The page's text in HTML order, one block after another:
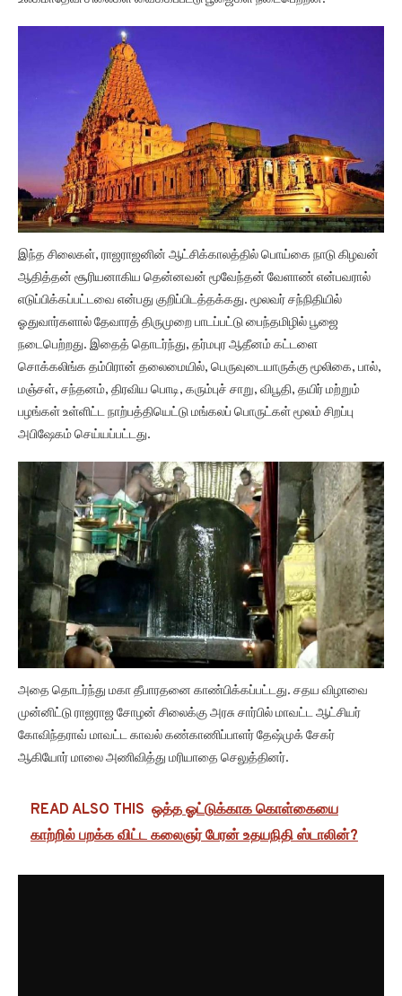
இந்த சிலைகள், ராஜராஜனின் ஆட்சிக்காலத்தில் பொய்கை நாடு கிழவன்
ஆதித்தன் சூரியனாகிய தென்னவன் மூவேந்தன் வேளாண் என்பவரால்
எடுப்பிக்கப்பட்டவை என்பது குறிப்பிடத்தக்கது. மூலவர் சந்நிதியில்
ஓதுவார்களால் தேவாரத் திருமுறை பாடப்பட்டு பைந்தமிழில் பூஜை
நடைபெற்றது. இதைத் தொடர்ந்து, தர்மபுர ஆதீனம் கட்டளை
சொக்கலிங்க தம்பிரான் தலைமையில், பெருவுடையாருக்கு மூலிகை, பால்,
மஞ்சள், சந்தனம், திரவிய பொடி, கரும்புச் சாறு, விபூதி, தயிர் மற்றும்
பழங்கள் உள்ளிட்ட நாற்பத்தியெட்டு மங்கலப் பொருட்கள் மூலம் சிறப்பு
அபிஷேகம் செய்யப்பட்டது.
அதை தொடர்ந்து மகா தீபாரதனை காண்பிக்கப்பட்டது. சதய விழாவை
முன்னிட்டு ராஜராஜ சோழன் சிலைக்கு அரசு சார்பில் மாவட்ட ஆட்சியர்
கோவிந்தராவ் மாவட்ட காவல் கண்காணிப்பாளர் தேஷ்முக் சேகர்
ஆகியோர் மாலை அணிவித்து மரியாதை செலுத்தினர்.
READ ALSO THIS ஒத்த ஓட்டுக்காக கொள்கையை
காற்றில் பறக்க விட்ட கலைஞர் பேரன் உதயநிதி ஸ்டாலின்?